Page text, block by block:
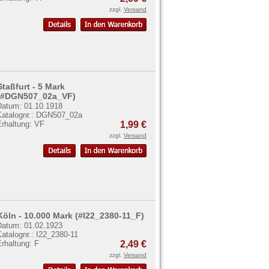
zzgl. Versand
- 5 Mark
01.10.1918
DGN507_02a
VF
1,99 €
zzgl. Versand
- 10.000 Mark (#I22_2380-11_F)
01.02.1923
I22_2380-11
F
2,49 €
zzgl. Versand